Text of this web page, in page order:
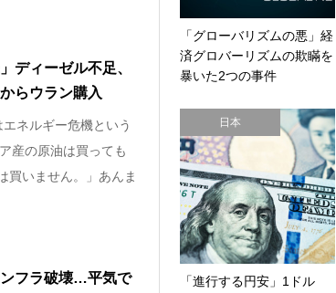
ディーゼル不足、
らウラン購入
ネルギー危機という
産の原油は買っても
買いません。」あんま
ンフラ破壊…平気で
「グローバリズムの悪」経
済グロバーリズムの欺瞞を
暴いた2つの事件
日本
「進行する円安」1ドル